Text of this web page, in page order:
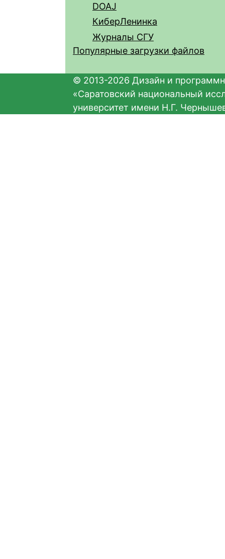
DOAJ
КиберЛенинка
Журналы СГУ
Популярные загрузки файлов
© 2013-2026 Дизайн и
«Саратовский национальный
университет имени Н.Г.